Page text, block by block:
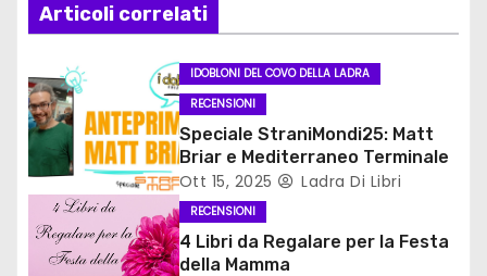
o
n
e
a
Articoli correlati
IDOBLONI DEL COVO DELLA LADRA
RECENSIONI
Speciale StraniMondi25: Matt
Briar e Mediterraneo Terminale
Ott 15, 2025 Ladra Di Libri
RECENSIONI
4 Libri da Regalare per la Festa
della Mamma